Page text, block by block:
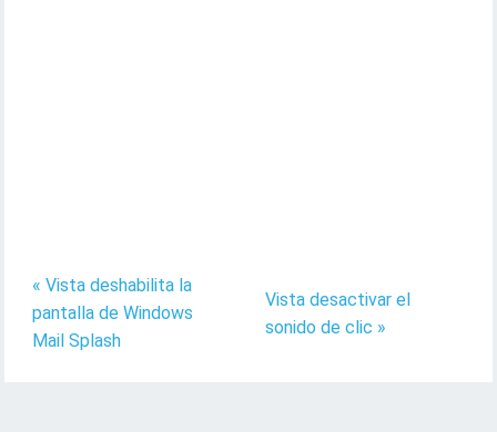
« Vista deshabilita la
pantalla de Windows
Mail Splash
Vista desactivar el
sonido de clic »